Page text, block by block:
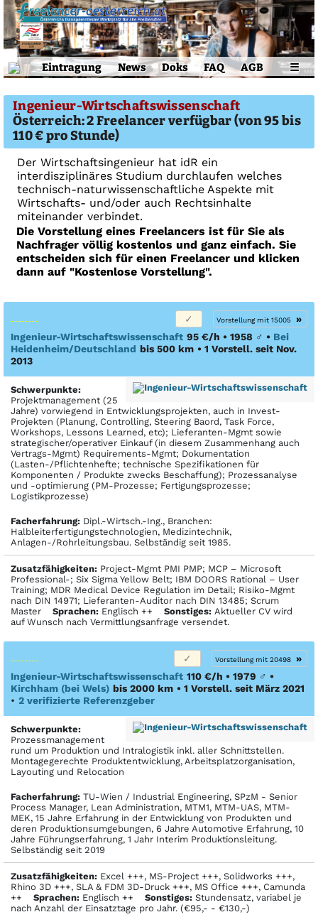
Eintragung News Doks FAQ AGB ☰
Ingenieur-Wirtschaftswissenschaft
Österreich: 2 Freelancer verfügbar (von 95 bis
110 € pro Stunde)
Der Wirtschaftsingenieur hat idR ein
interdisziplinäres Studium durchlaufen welches
technisch-naturwissenschaftliche Aspekte mit
Wirtschafts- und/oder auch Rechtsinhalte
miteinander verbindet.
Die Vorstellung eines Freelancers ist für Sie als
Nachfrager völlig kostenlos und ganz einfach. Sie
entscheiden sich für einen Freelancer und klicken
dann auf "Kostenlose Vorstellung".
Vorstellung mit 15005
»
Ingenieur-Wirtschaftswissenschaft 95 €/h • 1958 ♂ • Bei
Heidenheim/Deutschland bis 500 km • 1 Vorstell. seit Nov.
2013
Schwerpunkte:
Projektmanagement (25
Jahre) vorwiegend in Entwicklungsprojekten, auch in Invest-
Projekten (Planung, Controlling, Steering Baord, Task Force,
Workshops, Lessons Learned, etc); Lieferanten-Mgmt sowie
strategischer/operativer Einkauf (in diesem Zusammenhang auch
Vertrags-Mgmt) Requirements-Mgmt; Dokumentation
(Lasten-/Pflichtenhefte; technische Spezifikationen für
Komponenten / Produkte zwecks Beschaffung); Prozessanalyse
und -optimierung (PM-Prozesse; Fertigungsprozesse;
Logistikprozesse)
Facher­fahrung: Dipl.-Wirtsch.-Ing., Branchen:
Halbleiterfertigungstechnologien, Medizintechnik,
Anlagen-/Rohrleitungsbau. Selbständig seit 1985.
Zusatzfähigkeiten: Project-Mgmt PMI PMP; MCP – Microsoft
Professional-; Six Sigma Yellow Belt; IBM DOORS Rational – User
Training; MDR Medical Device Regulation im Detail; Risiko-Mgmt
nach DIN 14971; Lieferanten-Auditor nach DIN 13485; Scrum
Master Sprachen: Englisch ++ Sonstiges: Aktueller CV wird
auf Wunsch nach Vermittlungsanfrage versendet.
Vorstellung mit 20498
»
Ingenieur-Wirtschaftswissenschaft 110 €/h • 1979 ♂ •
Kirchham (bei Wels) bis 2000 km • 1 Vorstell. seit März 2021
• 2 verifizierte Referenzgeber
Schwerpunkte:
Prozessmanagement
rund um Produktion und Intralogistik inkl. aller Schnittstellen.
Montagegerechte Produktentwicklung, Arbeitsplatzorganisation,
Layouting und Relocation
Facher­fahrung: TU-Wien / Industrial Engineering, SPzM - Senior
Process Manager, Lean Administration, MTM1, MTM-UAS, MTM-
MEK, 15 Jahre Erfahrung in der Entwicklung von Produkten und
deren Produktionsumgebungen, 6 Jahre Automotive Erfahrung, 10
Jahre Führungserfahrung, 1 Jahr Interim Produktionsleitung.
Selbständig seit 2019
Zusatzfähigkeiten: Excel +++, MS-Project +++, Solidworks +++,
Rhino 3D +++, SLA & FDM 3D-Druck +++, MS Office +++, Camunda
++ Sprachen: Englisch ++ Sonstiges: Stundensatz, variabel je
nach Anzahl der Einsatztage pro Jahr. (€95,- - €130,-)